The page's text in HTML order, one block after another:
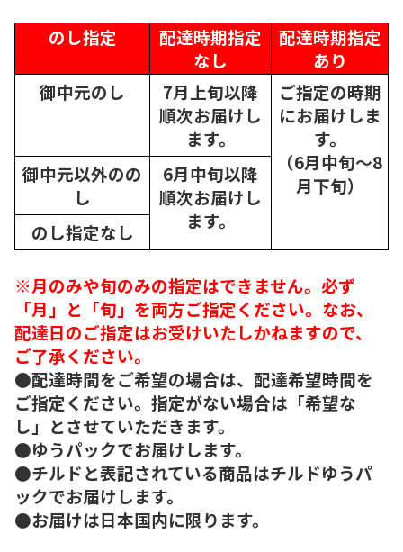
のし指定
配達時期指定
なし
配達時期指定
あり
御中元のし
7月上旬以降
順次お届けし
ます。
ご指定の時期
にお届けしま
す。
（6月中旬～8
月下旬）
御中元以外のの
し
6月中旬以降
順次お届けし
ます。
のし指定なし
※月のみや旬のみの指定はできません。必ず
「月」と「旬」を両方ご指定ください。なお、
配達日のご指定はお受けいたしかねますので、
ご了承ください。
●配達時間をご希望の場合は、配達希望時間を
ご指定ください。指定がない場合は「希望な
し」とさせていただきます。
●ゆうパックでお届けします。
●チルドと表記されている商品はチルドゆうパ
ックでお届けします。
●お届けは日本国内に限ります。